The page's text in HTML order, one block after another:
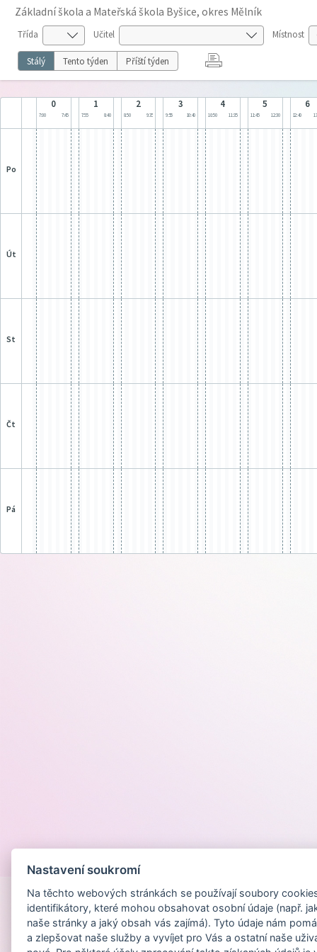
Základní škola a Mateřská škola Byšice, okres Mělník
Třída Učitel Místnost
Stálý Tento týden Příští týden
0
7:00 7:45
1
7:55 8:40
2
8:50 9:35
3
9:55 10:40
4
10:50 11:35
5
11:45 12:30
6
12:40
po
út
st
čt
pá
Nastavení soukromí
Na těchto webových stránkách se používají soubory
identifikátory, které mohou obsahovat osobní údaje (např.
naše stránky a jaký obsah vás zajímá). Tyto údaje nám
a zlepšovat naše služby a vyvíjet pro Vás a ostatní naše